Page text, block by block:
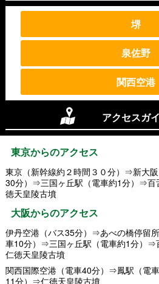
堺
泉佐野
関西空港
アクセスガ
東京からのアクセス
東京（新幹線約２時間３０分）⇒新大
30分）⇒三国ヶ丘駅（電車約1分）⇒
徳天皇陵古墳
大阪からのアクセス
伊丹空港（バス35分）⇒あべの橋停留
車10分）⇒三国ヶ丘駅（電車約1分）
仁徳天皇陵古墳
関西国際空港（電車40分）⇒鳳駅（電
11分）⇒仁徳天皇陵古墳